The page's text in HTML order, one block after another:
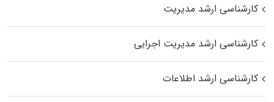
کارشناسی ارشد مدیریت
کارشناسی ارشد مدیریت اجرایی
کارشناسی ارشد اطلاعات